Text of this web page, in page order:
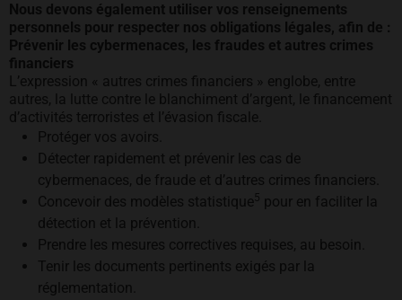
Nous devons également utiliser vos renseignements
personnels pour respecter nos obligations légales, afin de :
Prévenir les cybermenaces, les fraudes et autres crimes
financiers
L’expression « autres crimes financiers » englobe, entre
autres, la lutte contre le blanchiment d’argent, le financement
d’activités terroristes et l’évasion fiscale.
Protéger vos avoirs.
Détecter rapidement et prévenir les cas de
cybermenaces, de fraude et d’autres crimes financiers.
Concevoir des modèles statistique 5 pour en faciliter la
détection et la prévention.
Prendre les mesures correctives requises, au besoin.
Tenir les documents pertinents exigés par la
réglementation.